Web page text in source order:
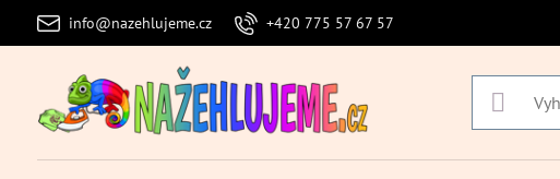
info@nazehlujeme.cz +420 775 57 67 57